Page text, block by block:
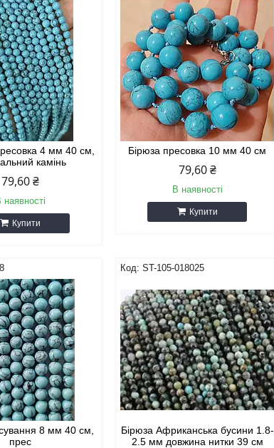
4 мм 40 см,
камінь
79,60 ₴
наявності
Купити
Бірюза пресовка 10 мм 40 см
79,60 ₴
В наявності
Купити
8 мм 40 см,
прес
ST-105-018025
Бірюза Африканська бусини 1.8-
2.5 мм довжина нитки 39 см